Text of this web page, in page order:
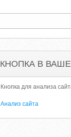
КНОПКА В
Кнопка для анализа
Анализ сайта